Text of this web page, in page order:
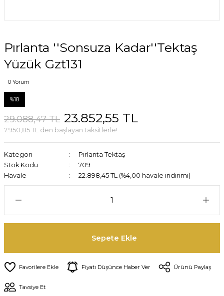
Pırlanta ''Sonsuza Kadar''Tektaş
Yüzük Gzt131
0 Yorum
%18
29.088,47 TL 23.852,55 TL
7.950,85 TL den başlayan taksitlerle!
Kategori
Pırlanta Tektaş
Stok Kodu
709
Havale
22.898,45 TL (%4,00 havale indirimi)
Sepete Ekle
Fiyatı Düşünce Haber Ver Ürünü Paylaş
Tavsiye Et